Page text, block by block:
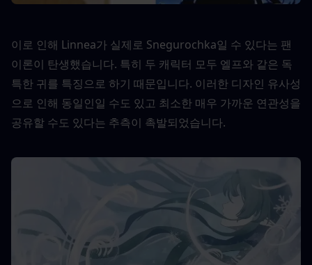
이로 인해 Linnea가 실제로 Snegurochka일 수 있다는 팬
이론이 탄생했습니다. 특히 두 캐릭터 모두 엘프와 같은 독
특한 귀를 특징으로 하기 때문입니다. 이러한 디자인 유사성
으로 인해 동일인일 수도 있고 최소한 매우 가까운 연관성을
공유할 수도 있다는 추측이 촉발되었습니다.